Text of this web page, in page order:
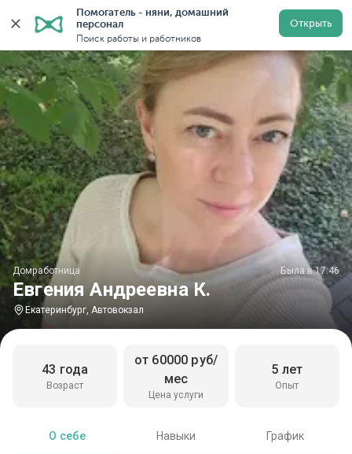
Помогатель - няни, домашний
персонал
Поиск работы и работников
Открыть
Главная Домработницы Домработницы в
Евгения Андреевна К.
Домработница Была в 17:46
Екатеринбург, Автовокзал
Возраст
43 года
Цена услуги
от 60000 руб/
мес
Опыт
5 лет
О себе Навыки График